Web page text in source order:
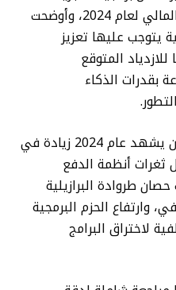
وتوقعاتها المتعلقة بالقطاع المالي لعام 2024، وأوضحت
يتوجب عليها تعزيز
عام 2024 تحسبًا للازدياد المتوقع
بقدرات الذكاء
كما يتوقع خبراء كاسبرسكي أن يشهد عام 2024 زيادة في
ثغرات أنظمة الدفع
طروادة البرازيلية
وارتفاع الحزم البرمجية
لاختراق البرامج